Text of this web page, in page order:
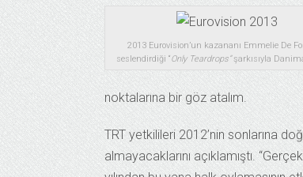
2013 Eurovision’un kazananı Emmelie De
seslendirdiği “Only Teardrops”şarkısıyla
noktalarına bir göz atalım.
TRT yetkilileri 2012’nin sonlarına
almayacaklarını açıklamıştı.